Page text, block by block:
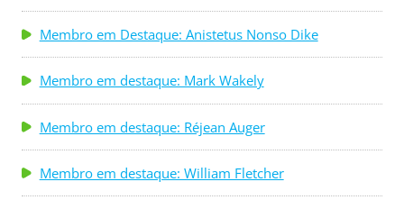
Membro em Destaque: Anistetus Nonso Dike
Membro em destaque: Mark Wakely
Membro em destaque: Réjean Auger
Membro em destaque: William Fletcher